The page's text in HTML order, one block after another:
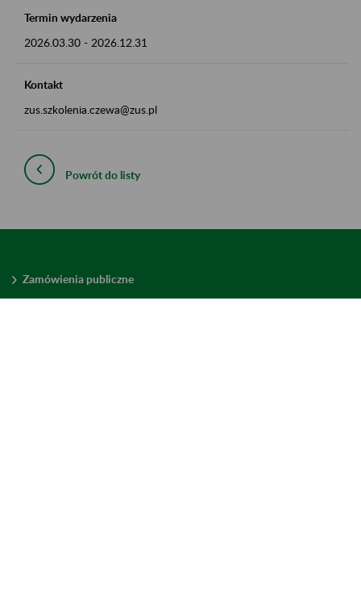
Termin wydarzenia
2026.03.30 - 2026.12.31
Kontakt
zus.szkolenia.czewa@zus.pl
Powrót do listy
Zamówienia publiczne